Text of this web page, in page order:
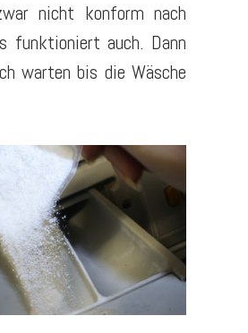
nicht konform nach
funktioniert auch. Dann
warten bis die Wäsche